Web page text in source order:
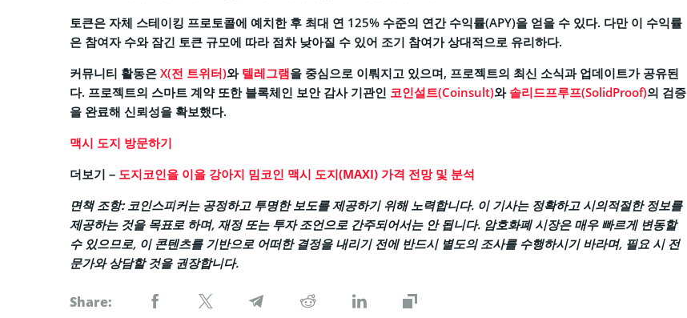
토큰은 자체 스테이킹 프로토콜에 예치한 후 최대 연 125% 수준의 연간 수익률(APY)을 얻을 수 있다. 다만 이 수익률
은 참여자 수와 잠긴 토큰 규모에 따라 점차 낮아질 수 있어 조기 참여가 상대적으로 유리하다.
커뮤니티 활동은 X(전 트위터)와 텔레그램을 중심으로 이뤄지고 있으며, 프로젝트의 최신 소식과 업데이트가 공유된
다. 프로젝트의 스마트 계약 또한 블록체인 보안 감사 기관인 코인설트(Coinsult)와 솔리드프루프(SolidProof)의 검증
을 완료해 신뢰성을 확보했다.
맥시 도지 방문하기
더보기 – 도지코인을 이을 강아지 밈코인 맥시 도지(MAXI) 가격 전망 및 분석
면책 조항:코인스피커는 공정하고 투명한 보도를 제공하기 위해 노력합니다. 이 기사는 정확하고 시의적절한 정보를
제공하는 것을 목표로 하며, 재정 또는 투자 조언으로 간주되어서는 안 됩니다. 암호화폐 시장은 매우 빠르게 변동할
수 있으므로, 이 콘텐츠를 기반으로 어떠한 결정을 내리기 전에 반드시 별도의 조사를 수행하시기 바라며, 필요 시 전
문가와 상담할 것을 권장합니다.
Share: